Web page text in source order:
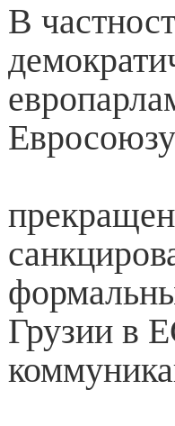
В
Грузии в